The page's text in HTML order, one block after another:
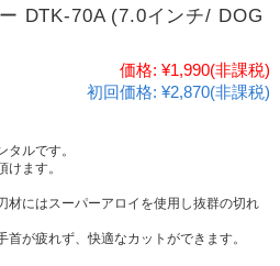
DTK-70A (7.0インチ/ DOG
価格: ¥1,990(非課税)
初回価格: ¥2,870(非課税)
タルです。
ます。
材にはスーパーアロイを使用し抜群の切れ
が疲れず、快適なカットができます。